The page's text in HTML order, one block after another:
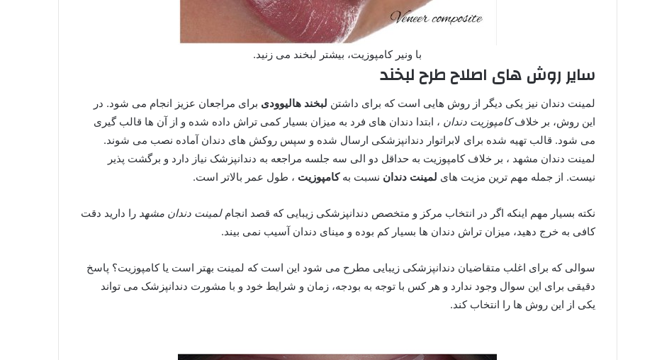
با ونیر کامپوزیت، بیشتر لبخند می زنید.
سایر روش های اصلاح طرح لبخند
لمینت دندان نیز یکی دیگر از روش هایی است که برای داشتن لبخند هالیوودی برای مراجعان عزیز انجام می شود. در
این روش، بر خلافکامپوزیت دندان ، ابتدا دندان های فرد به میزان بسیار کمی تراش داده شده و از آن ها قالب گیری
می شود. قالب تهیه شده برای لابراتوار دندانپزشکی ارسال شده و سپس روکش های دندان آماده نصب می شوند.
لمینت دندان مشهد ، بر خلاف کامپوزیت به حداقل دو الی سه جلسه مراجعه به دندانپزشک نیاز دارد و برگشت پذیر
نیست. از جمله مهم ترین مزیت های لمینت دندان نسبت بهکامپوزیت ، طول عمر بالاتر است.
نکته بسیار مهم اینکه اگر در انتخاب مرکز و متخصص دندانپزشکی زیبایی که قصد انجاملمینت دندان مشهد را دارید دقت
کافی به خرج دهید، میزان تراش دندان ها بسیار کم بوده و مینای دندان آسیب نمی بیند.
سوالی که برای اغلب متقاضیان دندانپزشکی زیبایی مطرح می شود این است که لمینت بهتر است یا کامپوزیت؟ پاسخ
دقیقی برای این سوال وجود ندارد و هر کس با توجه به بودجه، زمان و شرایط خود و با مشورت دندانپزشک می تواند
یکی از این روش ها را انتخاب کند.